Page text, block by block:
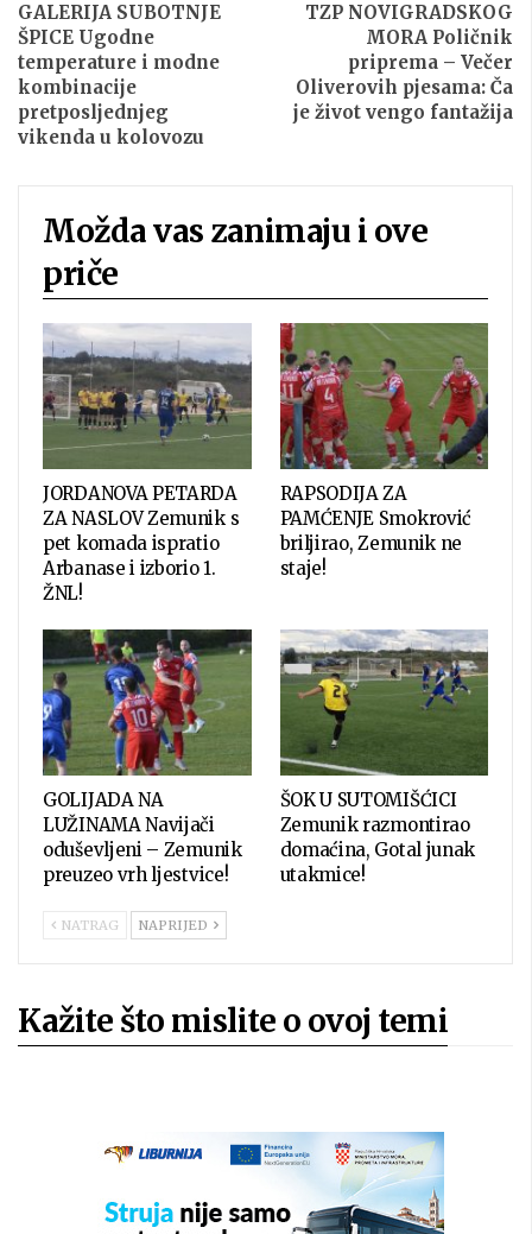
GALERIJA SUBOTNJE
ŠPICE Ugodne
temperature i modne
kombinacije
pretposljednjeg
vikenda u kolovozu
TZP NOVIGRADSKOG
MORA Poličnik
priprema – Večer
Oliverovih pjesama: Ča
je život vengo fantažija
Možda vas zanimaju i ove
priče
JORDANOVA PETARDA
ZA NASLOV Zemunik s
pet komada ispratio
Arbanase i izborio 1.
ŽNL!
RAPSODIJA ZA
PAMĆENJE Smokrović
briljirao, Zemunik ne
staje!
GOLIJADA NA
LUŽINAMA Navijači
oduševljeni – Zemunik
preuzeo vrh ljestvice!
ŠOK U SUTOMIŠĆICI
Zemunik razmontirao
domaćina, Gotal junak
utakmice!
NATRAG NAPRIJED
Kažite što mislite o ovoj temi